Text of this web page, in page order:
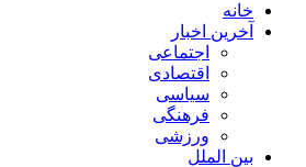
خانه
آخرین اخبار
اجتماعی
اقتصادی
سیاسی
فرهنگی
ورزشی
بین الملل